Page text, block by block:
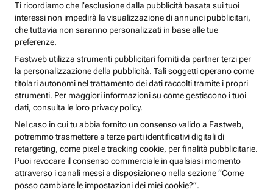
Ti ricordiamo che l’esclusione dalla pubblicità basata sui tuoi
interessi non impedirà la visualizzazione di annunci pubblicitari,
che tuttavia non saranno personalizzati in base alle tue
preferenze.
Fastweb utilizza strumenti pubblicitari forniti da partner terzi per
la personalizzazione della pubblicità. Tali soggetti operano come
titolari autonomi nel trattamento dei dati raccolti tramite i propri
strumenti. Per maggiori informazioni su come gestiscono i tuoi
dati, consulta le loro privacy policy.
Nel caso in cui tu abbia fornito un consenso valido a Fastweb,
potremmo trasmettere a terze parti identificativi digitali di
retargeting, come pixel e tracking cookie, per finalità pubblicitarie.
Puoi revocare il consenso commerciale in qualsiasi momento
attraverso i canali messi a disposizione o nella sezione “Come
posso cambiare le impostazioni dei miei cookie?”.